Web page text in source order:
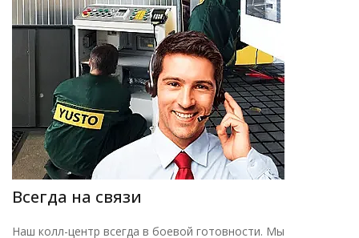
Всегда на связи
Наш колл-центр всегда в боевой готовности. Мы